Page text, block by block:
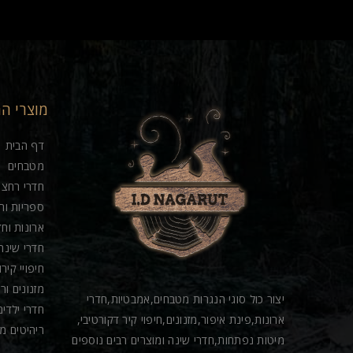
יצור כול סוגי הנגרות מטבחים,אמבטיות,חדרי
ארונות,פינת איפור,מזנונים,חיפוי קיר דקורטיבי,
מיטות נפתחות,חדרי שינה ומוצרים רבים נוספים
מוצרי
דף הבית
מטבחים
חדרי
ספריות
ארונות
חדרי
חיפויי
מזנונים
חדרי
ריהיטים